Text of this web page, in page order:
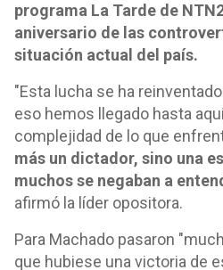
programa La Tarde de
aniversario de las
situación actual del país.
"Esta lucha se ha
eso hemos llegado hasta
complejidad de lo que
más un dictador, sino una
muchos se negaban a
afirmó la líder opositora.
Para Machado pasaron
que hubiese una victoria de